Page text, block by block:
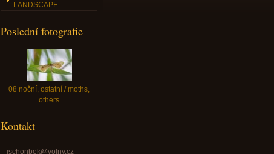
LANDSCAPE
Poslední fotografie
08 noční, ostatní / moths,
others
Kontakt
jschonbek@volny.cz